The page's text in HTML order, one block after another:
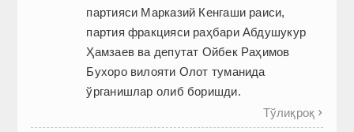
партияси Марказий Кенгаши раиси,
партия фракцияси раҳбари Абдушукур
Ҳамзаев ва депутат Ойбек Раҳимов
Бухоро вилояти Олот туманида
ўрганишлар олиб боришди.
Тўлиқроқ 